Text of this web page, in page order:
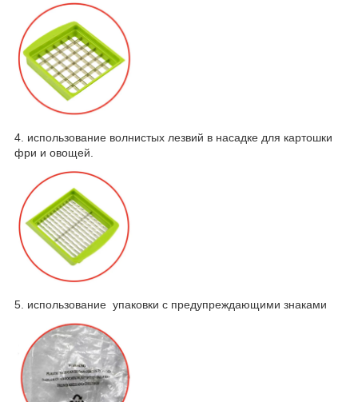
4. использование волнистых лезвий в насадке для картошки
фри и овощей.
5. использование упаковки с предупреждающими знаками